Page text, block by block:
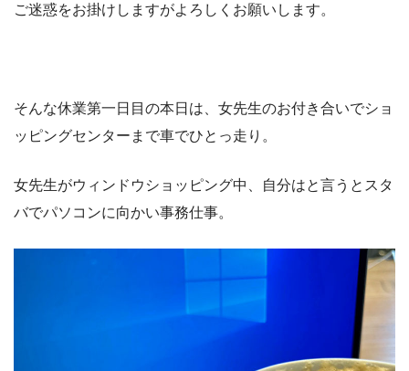
ご迷惑をお掛けしますがよろしくお願いします。
そんな休業第一日目の本日は、女先生のお付き合いでショ
ッピングセンターまで車でひとっ走り。
女先生がウィンドウショッピング中、自分はと言うとスタ
バでパソコンに向かい事務仕事。